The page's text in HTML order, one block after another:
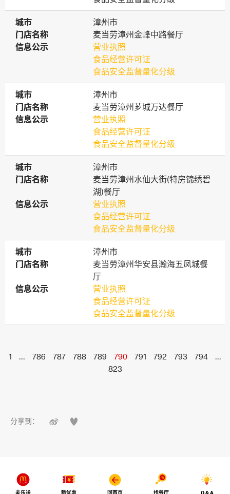
城市
城市
漳州市
门店名称
门店名称
麦当劳漳州金峰中路餐厅
信息公示
信息公示
营业执照
食品经营许可证
食品安全监督量化分级
城市
城市
漳州市
门店名称
门店名称
麦当劳漳州芗城万达餐厅
信息公示
信息公示
营业执照
食品经营许可证
食品安全监督量化分级
城市
城市
漳州市
门店名称
门店名称
麦当劳漳州水仙大街(特房锦绣碧
湖)餐厅
信息公示
信息公示
营业执照
食品经营许可证
食品安全监督量化分级
城市
城市
漳州市
门店名称
门店名称
麦当劳漳州华安县瀚海五凤城餐
厅
信息公示
信息公示
营业执照
食品经营许可证
食品安全监督量化分级
1 ... 786 787 788 789 790 791 792 793 794
...
823
分享到：  